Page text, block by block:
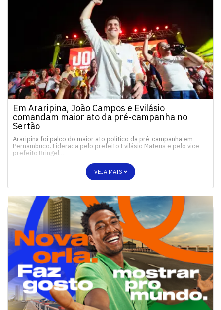
Em Araripina, João Campos e Evilásio
comandam maior ato da pré-campanha no
Sertão
Araripina foi palco do maior ato político da pré-campanha em
Pernambuco. Liderada pelo prefeito Evilásio Mateus e pelo vice-
prefeito Bringel…
VEJA MAIS